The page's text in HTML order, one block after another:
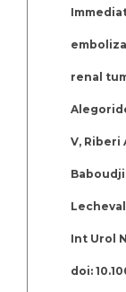
renal
V, Riberi
Int Urol
doi: